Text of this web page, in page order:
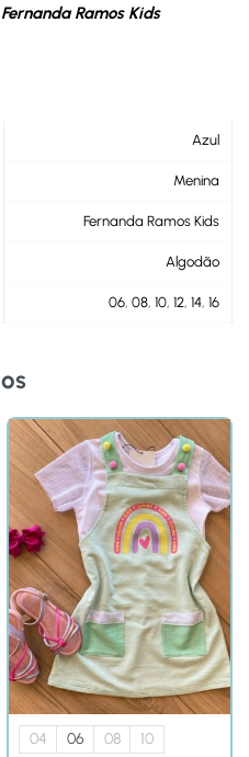
Ramos Kids
Azul
Menina
Fernanda Ramos Kids
Algodão
06, 08, 10, 12, 14, 16
04 06 08 10